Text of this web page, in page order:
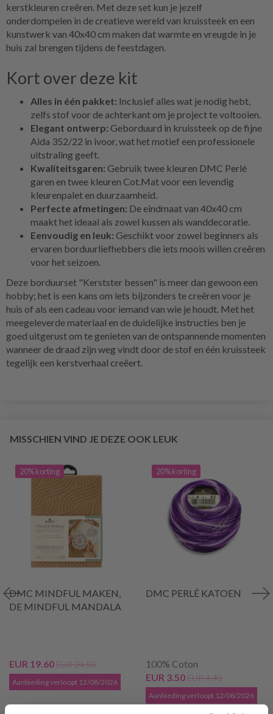
kerstkleuren creëren. Met deze set kun je jezelf
onderdompelen in de creatieve wereld van kruissteek en een
kunstwerk van 40x40 cm maken dat warmte en vreugde in je
huis zal brengen tijdens de feestdagen.
Kort over deze kit
Alles in één pakket: Inclusief alles wat je nodig hebt,
zelfs stof voor de achterkant om je project te voltooien.
Elegant ontwerp: Geborduurd in kruissteek op de fijne
Aida 352/22 in ivoor, wat het motief een professionele
uitstraling geeft.
Kwaliteitsgaren: Gebruik twee kleuren DMC Perlé
garen en twee kleuren Cot.Mat voor een levendig
kleurenpalet en duurzaamheid.
Perfecte afmetingen: De eindmaat van 40x40 cm
maakt het ideaal als zowel kussen als wanddecoratie.
Eenvoudig en leuk: Geschikt voor zowel beginners als
ervaren borduurliefhebbers die iets moois willen creëren
voor het seizoen.
Deze borduurset "Kerstster bessen" is meer dan gewoon een
hobby; het is een kans om iets bijzonders te creëren voor je
huis of als een cadeau voor iemand van wie je houdt. Met het
meegeleverde materiaal en de duidelijke instructies ben je
goed uitgerust om te genieten van de ontspannende momenten
wanneer de draad zijn weg vindt door de stof en één kruissteek
tegelijk een kerstverhaal creëert.
MISSCHIEN VIND JE DEZE OOK LEUK
20% korting
DMC MINDFUL MAKEN,
DE MINDFUL MANDALA
EUR 19.60EUR 24.50
Aanbieding verloopt 12/08/2026
20% korting
DMC PERLÉ KATOEN
100% Coton
EUR 3.50EUR 4.40
Aanbieding verloopt 12/08/2026